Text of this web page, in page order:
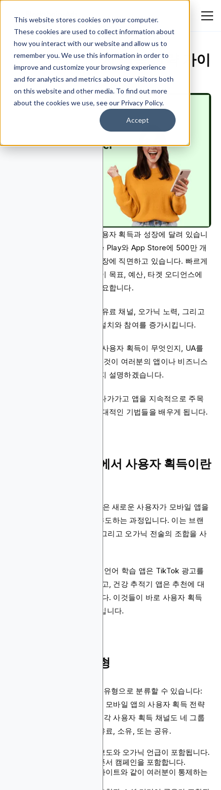
This website stores cookies on your computer.
These cookies are used to collect information about
how you interact with our website and allow us to
remember you. We use this information in order to
improve and customize your browsing experience
and for analytics and metrics about our visitors both
on this website and other media. To find out more
about the cookies we use, see our Privacy Policy.
Accept
모바일 앱 사용자 획득 전략 가이
드
Emmanuella Oluwafemi March 20, 2026 일반 광고
모바일 앱 성공은 꾸준한 사용자 획득과 성장에 달려 있습니
다. 개발자들은 이제 Google Play와 App Store에 500만 개
이상의 앱이 있는 포화된 시장에 직면하고 있습니다. 빠르게
성장하기 위해서는 모든 앱이 목표, 예산, 타겟 오디언스에
맞는 사용자 획득 전략이 필요합니다.
강력한 사용자 획득 전략은 유료 채널, 오가닉 노력, 그리고
창의적인 전술을 결합하여 설치와 참여를 증가시킵니다.
이 가이드에서는 모바일 앱 사용자 획득이 무엇인지, UA를
위한 다양한 채널, 그리고 이것이 여러분의 앱이나 비즈니스
에 어떤 이익을 가져다주는지 설명하겠습니다.
또한 새로운 오디언스에게 다가가고 앱을 지속적으로 주목
받게 하는 검증된 단계와 현대적인 기법들을 배우게 됩니다.
모바일 앱 마케팅에서 사용자 획득이란
UA라고 불리는 사용자 획득은 새로운 사용자가 모바일 앱을
다운로드하고 사용하도록 유도하는 과정입니다. 이는 브랜
드 중심 캠페인, 유료 광고, 그리고 오가닉 전술의 조합을 사
예를 들어, Duolingo와 같은 언어 학습 앱은 TikTok 광고를
사용해 설치를 유도할 수 있고, 건강 추적기 앱은 추천에 대
한 보상을 제공할 수 있습니다. 이것들이 바로 사용자 획득
전략이 실제로 작동하는 예입니다.
사용자 획득의 유형
사용자 획득은 두 가지 주요 유형으로 분류할 수 있습니다:
유료와 오가닉. 두 유형 모두 모바일 앱의 사용자 획득 전략
에서 중요한 역할을 합니다. 각 사용자 획득 채널도 네 그룹
중 하나에 속합니다: 획득, 유료, 소유, 또는 공유.
획득 채널에는 미디어 보도와 오가닉 언급이 포함됩니다.
유료 채널은 광고와 스폰서 캠페인을 포함합니다.
소유 채널은 앱이나 웹사이트와 같이 여러분이 통제하는